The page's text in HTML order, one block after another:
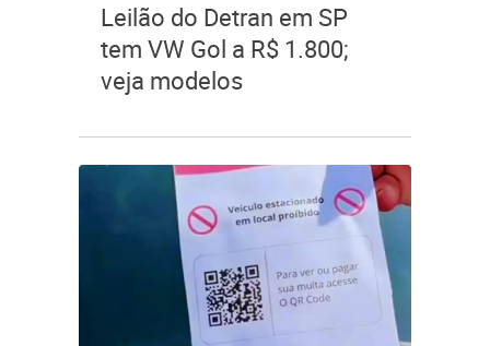
Leilão do Detran em SP
tem VW Gol a R$ 1.800;
veja modelos